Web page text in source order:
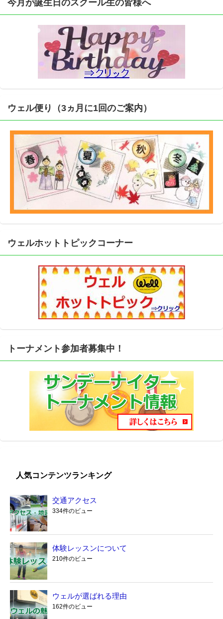
今月が誕生日のスクール生の皆様へ
ウェル便り（3ヵ月に1回のご案内）
ウェルホットトピックコーナー
トーナメント参加者募集中！
人気コンテンツランキング
交通アクセス
334件のビュー
体験レッスンについて
210件のビュー
ウェルが選ばれる理由
162件のビュー